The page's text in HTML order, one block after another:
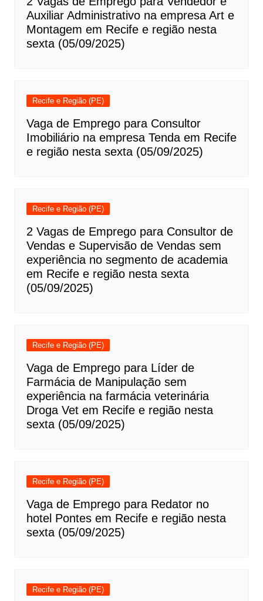
Auxiliar Administrativo na empresa Art e
Montagem em Recife e região nesta
sexta (05/09/2025)
Recife e Região (PE)
Vaga de Emprego para Consultor
Imobiliário na empresa Tenda em Recife
e região nesta sexta (05/09/2025)
Recife e Região (PE)
2 Vagas de Emprego para Consultor de
Vendas e Supervisão de Vendas sem
experiência no segmento de academia
em Recife e região nesta sexta
(05/09/2025)
Recife e Região (PE)
Vaga de Emprego para Líder de
Farmácia de Manipulação sem
experiência na farmácia veterinária
Droga Vet em Recife e região nesta
sexta (05/09/2025)
Recife e Região (PE)
Vaga de Emprego para Redator no
hotel Pontes em Recife e região nesta
sexta (05/09/2025)
Recife e Região (PE)